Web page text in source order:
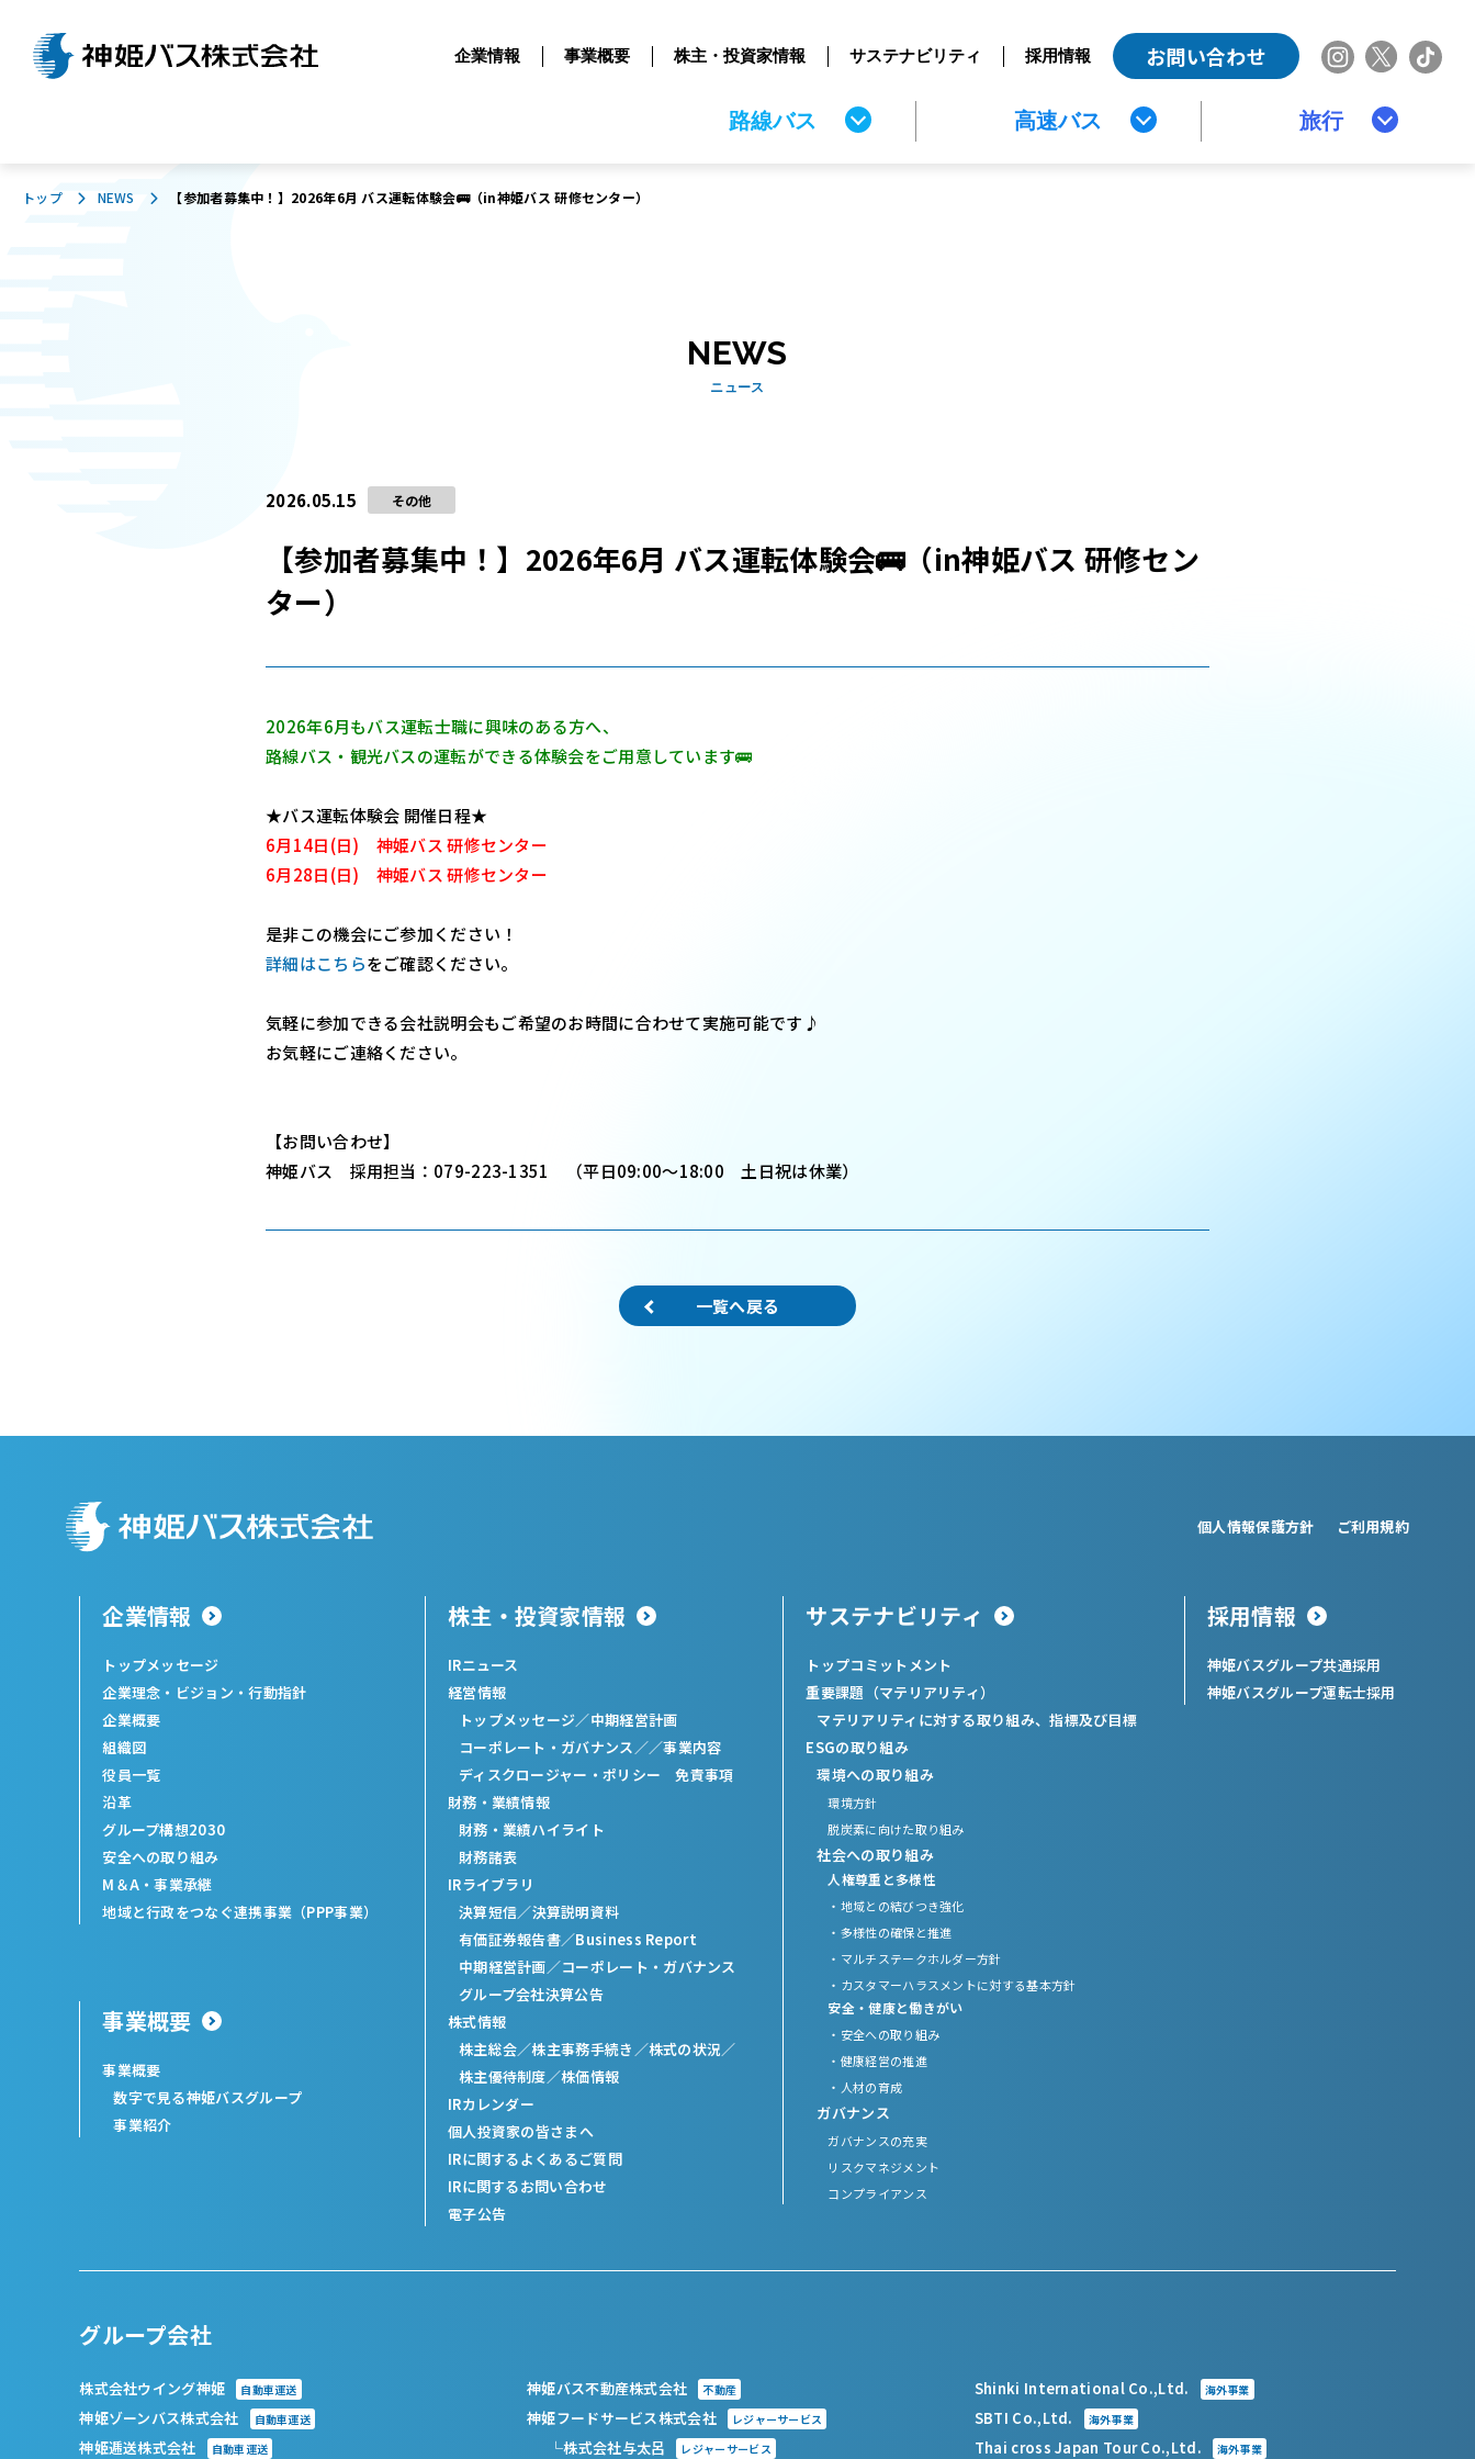
企業情報 事業概要 株主・投資家情報 サステナビリティ 採用情報 お問い合わせ
路線バス 高速バス 旅行
トップ NEWS 【参加者募集中！】2026年6月 バス運転体験会🚌（in神姫バス 研修センター）
NEWS
ニュース
2026.05.15 その他
【参加者募集中！】2026年6月 バス運転体験会🚌（in神姫バス 研修セン
ター）
2026年6月もバス運転士職に興味のある方へ、
路線バス・観光バスの運転ができる体験会をご用意しています🚌
★バス運転体験会 開催日程★
6月14日(日) 神姫バス 研修センター
6月28日(日) 神姫バス 研修センター
是非この機会にご参加ください！
詳細はこちらをご確認ください。
気軽に参加できる会社説明会もご希望のお時間に合わせて実施可能です♪
お気軽にご連絡ください。
【お問い合わせ】
神姫バス 採用担当：079-223-1351 （平日09:00～18:00 土日祝は休業）
一覧へ戻る
個人情報保護方針 ご利用規約
企業情報
トップメッセージ
企業理念・ビジョン・行動指針
企業概要
組織図
役員一覧
沿革
グループ構想2030
安全への取り組み
M＆A・事業承継
地域と行政をつなぐ連携事業（PPP事業）
事業概要
事業概要
数字で見る神姫バスグループ
事業紹介
株主・投資家情報
IRニュース
経営情報
トップメッセージ／中期経営計画
コーポレート・ガバナンス／／事業内容
ディスクロージャー・ポリシー 免責事項
財務・業績情報
財務・業績ハイライト
財務諸表
IRライブラリ
決算短信／決算説明資料
有価証券報告書／Business Report
中期経営計画／コーポレート・ガバナンス
グループ会社決算公告
株式情報
株主総会／株主事務手続き／株式の状況／
株主優待制度／株価情報
IRカレンダー
個人投資家の皆さまへ
IRに関するよくあるご質問
IRに関するお問い合わせ
電子公告
サステナビリティ
トップコミットメント
重要課題（マテリアリティ）
マテリアリティに対する取り組み、指標及び目標
ESGの取り組み
環境への取り組み
環境方針
脱炭素に向けた取り組み
社会への取り組み
人権尊重と多様性
・地域との結びつき強化
・多様性の確保と推進
・マルチステークホルダー方針
・カスタマーハラスメントに対する基本方針
安全・健康と働きがい
・安全への取り組み
・健康経営の推進
・人材の育成
ガバナンス
ガバナンスの充実
リスクマネジメント
コンプライアンス
採用情報
神姫バスグループ共通採用
神姫バスグループ運転士採用
グループ会社
株式会社ウイング神姫 自動車運送
神姫ゾーンバス株式会社 自動車運送
神姫逓送株式会社 自動車運送
神姫バス不動産株式会社 不動産
神姫フードサービス株式会社 レジャーサービス
└株式会社与太呂 レジャーサービス
Shinki International Co.,Ltd. 海外事業
SBTI Co.,Ltd. 海外事業
Thai cross Japan Tour Co.,Ltd. 海外事業